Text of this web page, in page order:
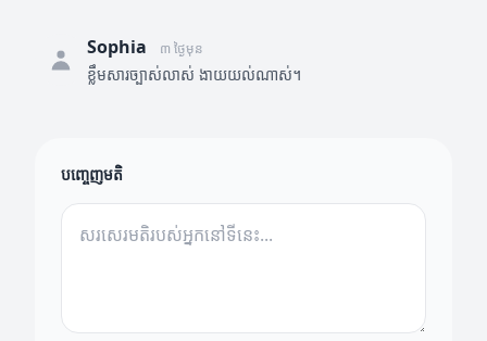
Sophia ៣ ថ្ងៃមុន
ខ្លឹមសារច្បាស់លាស់ ងាយយល់ណាស់។
បញ្ចេញមតិ